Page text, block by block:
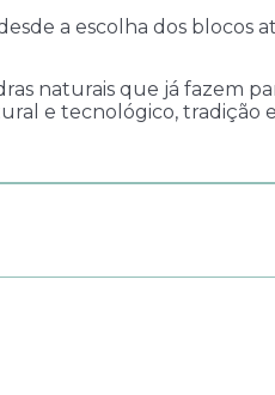
a escolha dos blocos
naturais que já fazem
e tecnológico, tradição